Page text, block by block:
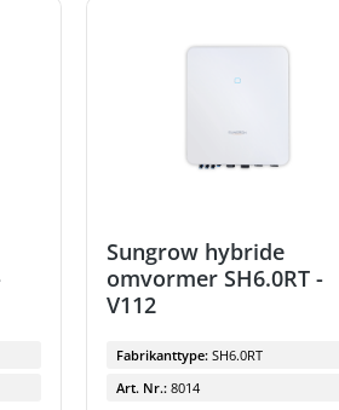
Sungrow hybride
omvormer SH6.0RT -
V112
Fabrikanttype: SH6.0RT
Art. Nr.: 8014